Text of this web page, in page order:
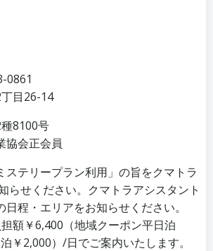
0861
目26-14
8100号
協会正会員
ステリープラン利用」の旨をクマトラ
らせください。クマトラアシスタント
程・エリアをお知らせください。
額￥6,400（地域クーポン平日泊
￥2,000）/日でご案内いたします。